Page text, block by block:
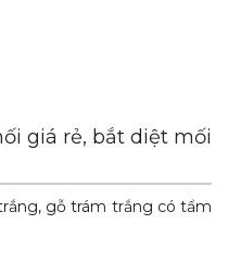
giá rẻ, bắt diệt mối
gỗ trám trắng có tẩm